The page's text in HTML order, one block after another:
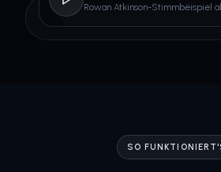
Rowan Atkinson-Stimmbeispiel
SO